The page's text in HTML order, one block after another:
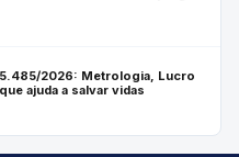
2026: Metrologia, Lucro
ajuda a salvar vidas